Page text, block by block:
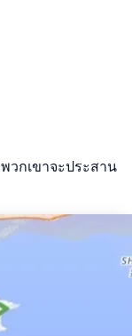
วกเขาจะประสาน